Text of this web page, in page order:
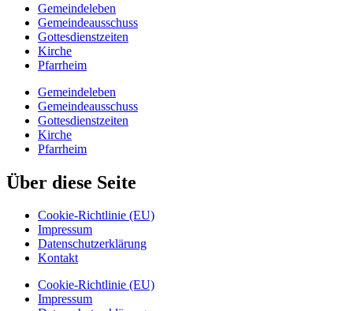
Gemeindeleben
Gemeindeausschuss
Gottesdienstzeiten
Kirche
Pfarrheim
Gemeindeleben
Gemeindeausschuss
Gottesdienstzeiten
Kirche
Pfarrheim
Über diese Seite
Cookie-Richtlinie (EU)
Impressum
Datenschutzerklärung
Kontakt
Cookie-Richtlinie (EU)
Impressum